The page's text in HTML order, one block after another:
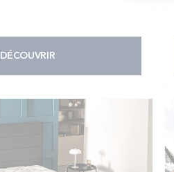
DÉCOUVRIR